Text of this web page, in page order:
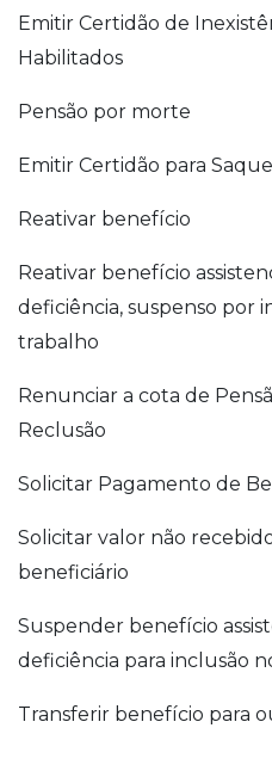
Emitir Certidão de
Habilitados
Pensão por morte
Emitir Certidão para
Reativar benefício
Reativar benefício
deficiência, suspenso por
trabalho
Renunciar a cota de
Reclusão
Solicitar Pagamento de
Solicitar valor não
beneficiário
Suspender benefício
deficiência para inclusão
Transferir benefício para